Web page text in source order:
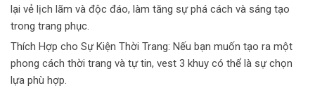
lại vẻ lịch lãm và độc đáo, làm tăng sự phá cách và sáng tạo
trong trang phục.
Thích Hợp cho Sự Kiện Thời Trang: Nếu bạn muốn tạo ra một
phong cách thời trang và tự tin, vest 3 khuy có thể là sự chọn
lựa phù hợp.